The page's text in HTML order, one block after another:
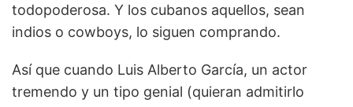
todopoderosa. Y los cubanos aquellos, sean
indios o cowboys, lo siguen comprando.
Así que cuando Luis Alberto García, un actor
tremendo y un tipo genial (quieran admitirlo